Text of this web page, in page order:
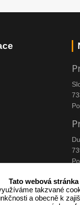
Tato webová
takzvané
a obecně k